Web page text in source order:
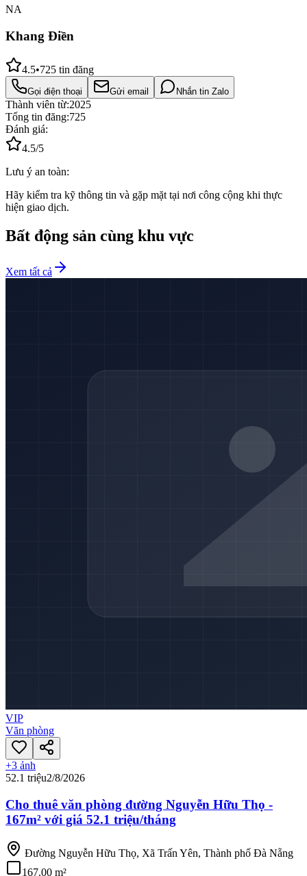
NA
Khang Điền
4.5•725 tin đăng
Gọi điện thoại Gửi email Nhắn tin Zalo
Thành viên từ:2025
Tổng tin đăng:725
Đánh giá:
4.5/5
Lưu ý an toàn:
Hãy kiểm tra kỹ thông tin và gặp mặt tại nơi công cộng khi thực
hiện giao dịch.
Bất động sản cùng khu vực
Xem tất cả
VIP
Văn phòng
+3 ảnh
52.1 triệu2/8/2026
Cho thuê văn phòng đường Nguyễn Hữu Thọ -
167m² với giá 52.1 triệu/tháng
Đường Nguyễn Hữu Thọ, Xã Trấn Yên, Thành phố Đà Nẵng
167.00 m²